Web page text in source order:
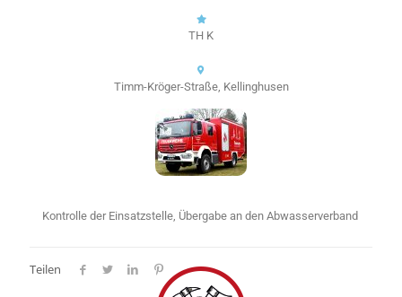
TH K
Timm-Kröger-Straße, Kellinghusen
Kontrolle der Einsatzstelle, Übergabe an den Abwasserverband
Teilen